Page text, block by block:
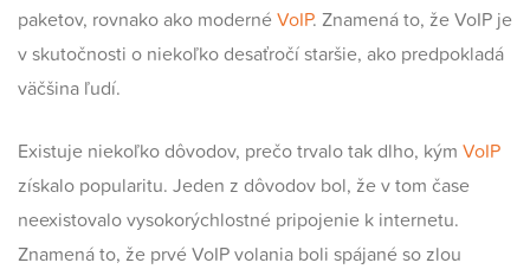
paketov, rovnako ako moderné VoIP. Znamená to, že VoIP je
v skutočnosti o niekoľko desaťročí staršie, ako predpokladá
väčšina ľudí.
Existuje niekoľko dôvodov, prečo trvalo tak dlho, kým VoIP
získalo popularitu. Jeden z dôvodov bol, že v tom čase
neexistovalo vysokorýchlostné pripojenie k internetu.
Znamená to, že prvé VoIP volania boli spájané so zlou